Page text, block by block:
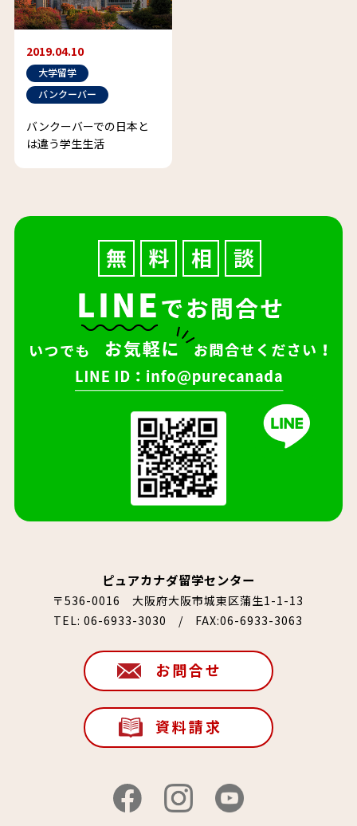
2019.04.10
大学留学
バンクーバー
バンクーバーでの日本と
は違う学生生活
ピュアカナダ留学センター
〒536-0016 大阪府大阪市城東区蒲生1-1-13
TEL:06-6933-3030 / FAX:06-6933-3063
お問合せ
資料請求